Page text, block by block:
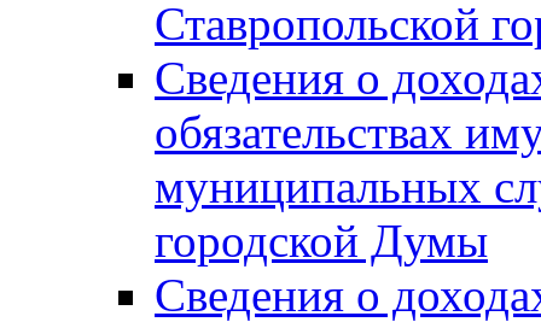
Ставропольской
Сведения о
обязательствах
муниципальных
городской Думы
Сведения о